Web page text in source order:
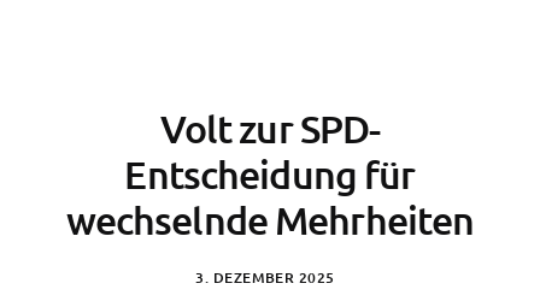
Erfolge und Misserfolge
Transparenz
Presse
Volt zur SPD-
Entscheidung für
wechselnde Mehrheiten
3. DEZEMBER 2025